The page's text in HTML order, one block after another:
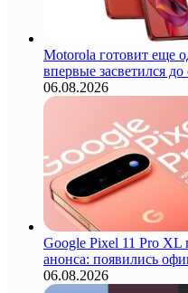
Motorola готовит еще
впервые засветился
06.08.2026
Google Pixel 11 Pro XL
анонса: появились
06.08.2026